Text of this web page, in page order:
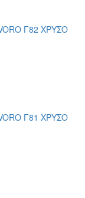
Γ82 ΧΡΥΣΟ
Γ81 ΧΡΥΣΟ